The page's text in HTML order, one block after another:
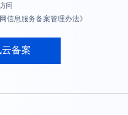
问
信息服务备案管理办法》
备案